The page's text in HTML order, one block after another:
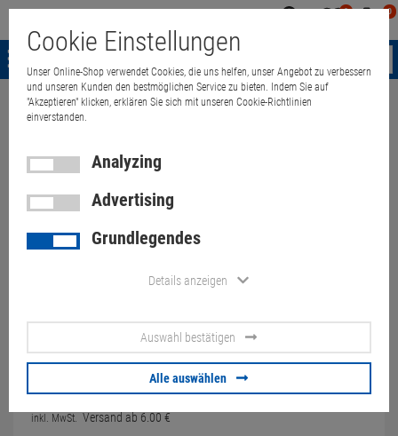
0 0
Menü
Weiter einkaufen
Lenovo ThinkPad T490 i5
8365U 24GB 256GB NVMe
(Akku 70%) Kratzer
10073226
179.00 €
inkl. MwSt. Versand ab 6. 00 €
Cookie Einstellungen
Unser Online-Shop verwendet Cookies, die uns helfen, unser Angebot zu verbessern
und unseren Kunden den bestmöglichen Service zu bieten. Indem Sie auf
"Akzeptieren" klicken, erklären Sie sich mit unseren Cookie-Richtlinien
einverstanden.
Analyzing
Advertising
Grundlegendes
Details anzeigen
Auswahl bestätigen
Alle auswählen